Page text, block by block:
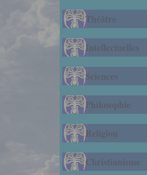
Théâtre
Intellectuelles
Sciences
Philosophie
Religion
Christianisme